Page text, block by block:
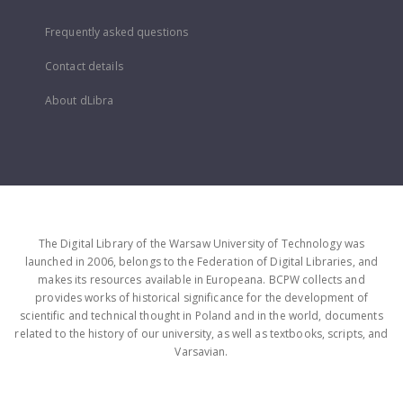
Frequently asked questions
Contact details
About dLibra
The Digital Library of the Warsaw University of Technology was
launched in 2006, belongs to the Federation of Digital Libraries, and
makes its resources available in Europeana. BCPW collects and
provides works of historical significance for the development of
scientific and technical thought in Poland and in the world, documents
related to the history of our university, as well as textbooks, scripts, and
Varsavian.